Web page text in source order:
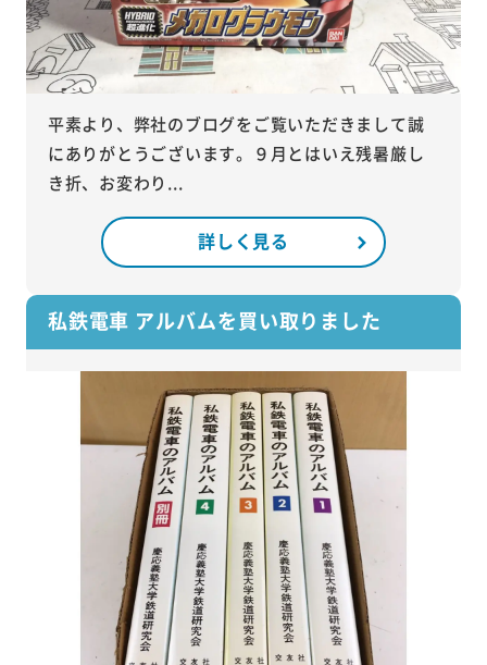
平素より、弊社のブログをご覧いただきまして誠
にありがとうございます。９月とはいえ残暑厳し
き折、お変わり...
詳しく見る
私鉄電車 アルバムを買い取りました